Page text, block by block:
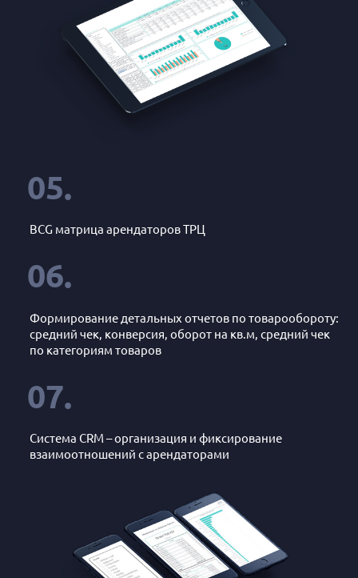
05.
BCG матрица арендаторов ТРЦ
06.
Формирование детальных отчетов по товарообороту:
средний чек, конверсия, оборот на кв.м, средний чек
по категориям товаров
07.
Система CRM – организация и фиксирование
взаимоотношений с арендаторами